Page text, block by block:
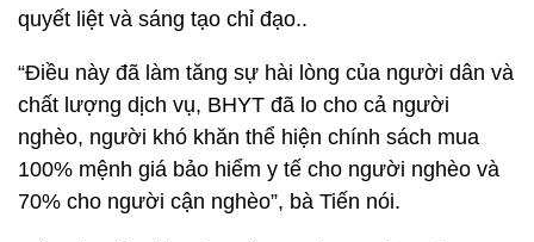
quyết liệt và sáng tạo chỉ đạo..
“Điều này đã làm tăng sự hài lòng của người dân và
chất lượng dịch vụ, BHYT đã lo cho cả người
nghèo, người khó khăn thể hiện chính sách mua
100% mệnh giá bảo hiểm y tế cho người nghèo và
70% cho người cận nghèo”, bà Tiến nói.